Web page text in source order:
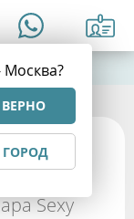
Sexy